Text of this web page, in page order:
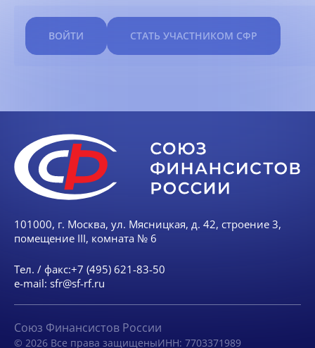
ВОЙТИ СТАТЬ УЧАСТНИКОМ СФР
101000, г. Москва, ул. Мясницкая, д. 42, строение 3,
помещение III, комната № 6
Тел. / факс:+7 (495) 621-83-50
e-mail: sfr@sf-rf.ru
Союз Финансистов России
© 2026 Все права защищеныИНН: 7703371989